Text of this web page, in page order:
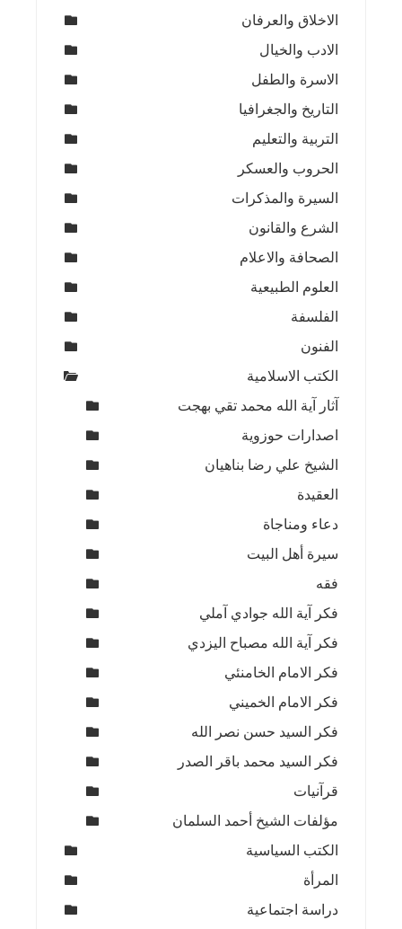
الاخلاق والعرفان
الادب والخيال
الاسرة والطفل
التاريخ والجغرافيا
التربية والتعليم
الحروب والعسكر
السيرة والمذكرات
الشرع والقانون
الصحافة والاعلام
العلوم الطبيعية
الفلسفة
الفنون
الكتب الاسلامية
آثار آية الله محمد تقي بهجت
اصدارات حوزوية
الشيخ علي رضا بناهيان
العقيدة
دعاء ومناجاة
سيرة أهل البيت
فقه
فكر آية الله جوادي آملي
فكر آية الله مصباح اليزدي
فكر الامام الخامنئي
فكر الامام الخميني
فكر السيد حسن نصر الله
فكر السيد محمد باقر الصدر
قرآنيات
مؤلفات الشيخ أحمد السلمان
الكتب السياسية
المرأة
دراسة اجتماعية